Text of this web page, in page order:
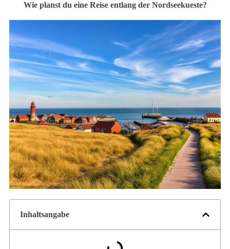
Wie planst du eine Reise entlang der Nordseekueste?
Inhaltsangabe